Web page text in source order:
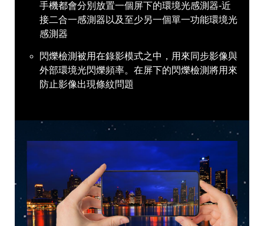
手機都會分別放置一個屏下的環境光感測器-近
接二合一感測器以及至少另一個單一功能環境光
感測器
閃爍檢測被用在錄影模式之中，用來同步影像與
外部環境光閃爍頻率。在屏下的閃爍檢測將用來
防止影像出現條紋問題